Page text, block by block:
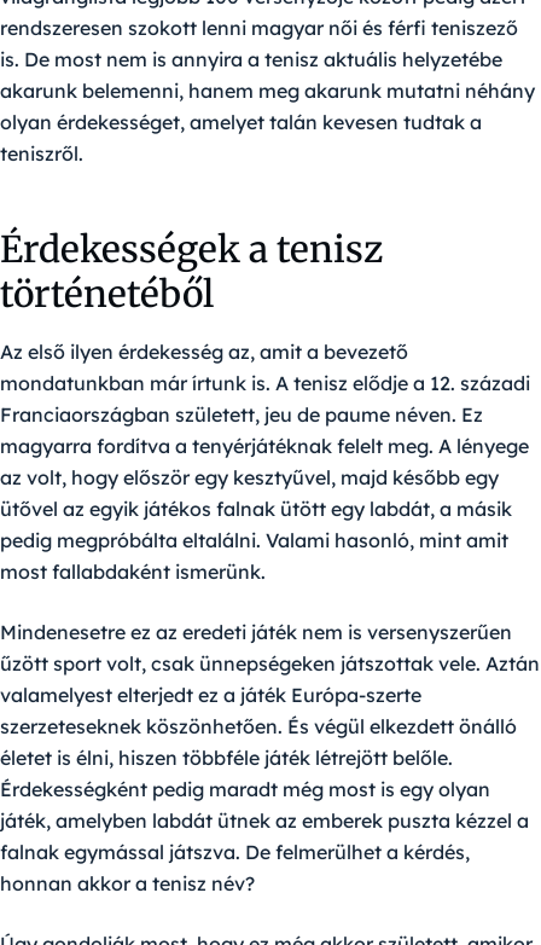
rendszeresen szokott lenni magyar női és férfi teniszező
is. De most nem is annyira a tenisz aktuális helyzetébe
akarunk belemenni, hanem meg akarunk mutatni néhány
olyan érdekességet, amelyet talán kevesen tudtak a
teniszről.
Érdekességek a tenisz
történetéből
Az első ilyen érdekesség az, amit a bevezető
mondatunkban már írtunk is. A tenisz elődje a 12. századi
Franciaországban született, jeu de paume néven. Ez
magyarra fordítva a tenyérjátéknak felelt meg. A lényege
az volt, hogy először egy kesztyűvel, majd később egy
ütővel az egyik játékos falnak ütött egy labdát, a másik
pedig megpróbálta eltalálni. Valami hasonló, mint amit
most fallabdaként ismerünk.
Mindenesetre ez az eredeti játék nem is versenyszerűen
űzött sport volt, csak ünnepségeken játszottak vele. Aztán
valamelyest elterjedt ez a játék Európa-szerte
szerzeteseknek köszönhetően. És végül elkezdett önálló
életet is élni, hiszen többféle játék létrejött belőle.
Érdekességként pedig maradt még most is egy olyan
játék, amelyben labdát ütnek az emberek puszta kézzel a
falnak egymással játszva. De felmerülhet a kérdés,
honnan akkor a tenisz név?